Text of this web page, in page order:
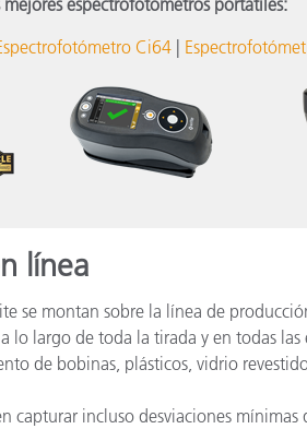
Ci64 |
línea
se montan sobre la línea de
lo largo de toda la tirada y en todas las
de bobinas, plásticos, vidrio
capturar incluso desviaciones